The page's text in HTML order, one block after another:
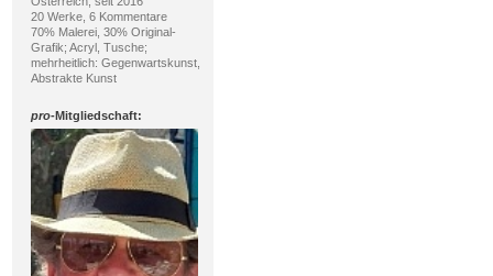
20 Werke, 6 Kommentare
70% Malerei, 30% Original-
Grafik; Acryl, Tusche;
mehrheitlich: Gegenwartskunst,
Abstrakte Kunst
pro-Mitgliedschaft: